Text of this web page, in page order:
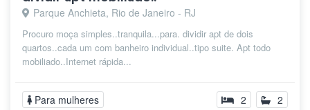
Parque Anchieta, Rio de Janeiro - RJ
Procuro moça simples..tranquila...para. dividir apt de dois
quartos..cada um com banheiro individual..tipo suite. Apt todo
mobiliado..Internet rápida...
Para mulheres 2 2